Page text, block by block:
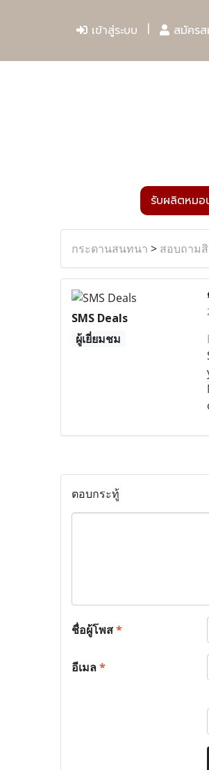
เข้าสู่ระบบ สมัครส
รับผลิตหมอ
กระดานสนทนา > สอบถาม
SMS Deals
ผู้เยี่ยมชม
ตอบกระทู้
ชื่อผู้โพส*
อีเมล*